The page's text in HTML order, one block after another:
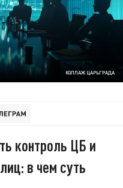
КОЛЛАЖ ЦАРЬГРАДА
контроль ЦБ и
в чем суть